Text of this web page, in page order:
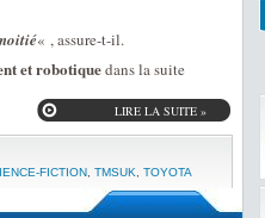
« , assure-t-il.
et robotiquedans la suite
LIRE LA SUITE »
FICTION TMSUK TOYOTA